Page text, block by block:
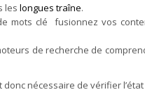
les longues traîne.
mots clé fusionnez vos
de recherche de
nécessaire de vérifier